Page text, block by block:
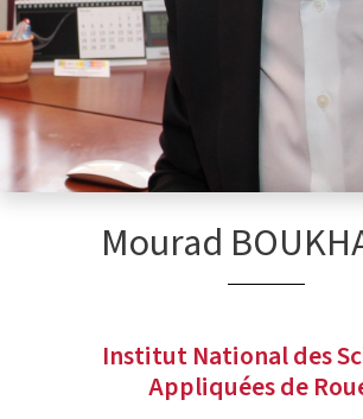
Mourad
Institut National des
Appliquées de